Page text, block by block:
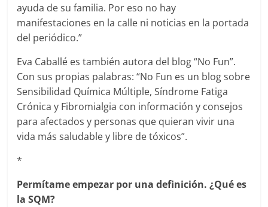
ayuda de su familia. Por eso no hay
manifestaciones en la calle ni noticias en la portada
del periódico.”
Eva Caballé es también autora del blog “No Fun”.
Con sus propias palabras: “No Fun es un blog sobre
Sensibilidad Química Múltiple, Síndrome Fatiga
Crónica y Fibromialgia con información y consejos
para afectados y personas que quieran vivir una
vida más saludable y libre de tóxicos”.
*
Permítame empezar por una definición. ¿Qué es
la SQM?